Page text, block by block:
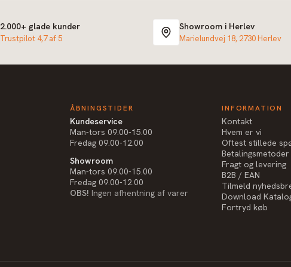
2.000+ glade kunder
Trustpilot 4,7 af 5
Showroom i Herlev
Marielundvej 18, 2730 Herlev
ÅBNINGSTIDER
Kundeservice
Man-tors 09.00-15.00
Fredag 09.00-12.00
Showroom
Man-tors 09.00-15.00
Fredag 09.00-12.00
OBS! Ingen afhentning af varer
INFORMATION
Kontakt
Hvem er vi
Oftest stillede
Betalingsmetoder
Fragt og levering
B2B / EAN
Tilmeld
Download
Fortryd køb